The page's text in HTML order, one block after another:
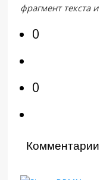
фрагмент текста
0
0
Комментарии